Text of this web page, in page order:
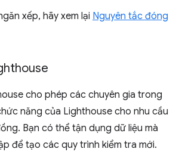
xếp, hãy xem lại Nguyên tắc đóng
cho phép các chuyên gia trong
năng của Lighthouse cho nhu cầu
Bạn có thể tận dụng dữ liệu mà
để tạo các quy trình kiểm tra mới.